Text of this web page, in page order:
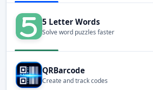
5 Letter Words
Solve word puzzles faster
QRBarcode
Create and track codes